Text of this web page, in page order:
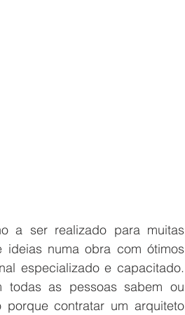
a ser realizado para muitas
ideias numa obra com ótimos
especializado e capacitado.
todas as pessoas sabem ou
contratar um arquiteto